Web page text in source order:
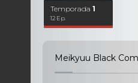
Temporada1
12 Ep.
Meikyuu Black